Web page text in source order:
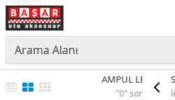
AMPUL LED 12V
"0" sonuç